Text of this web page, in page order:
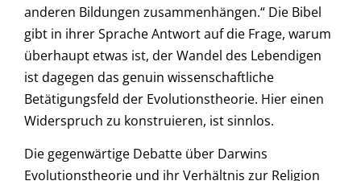
anderen Bildungen zusammenhängen.“ Die Bibel
gibt in ihrer Sprache Antwort auf die Frage, warum
überhaupt etwas ist, der Wandel des Lebendigen
ist dagegen das genuin wissenschaftliche
Betätigungsfeld der Evolutionstheorie. Hier einen
Widerspruch zu konstruieren, ist sinnlos.
Die gegenwärtige Debatte über Darwins
Evolutionstheorie und ihr Verhältnis zur Religion